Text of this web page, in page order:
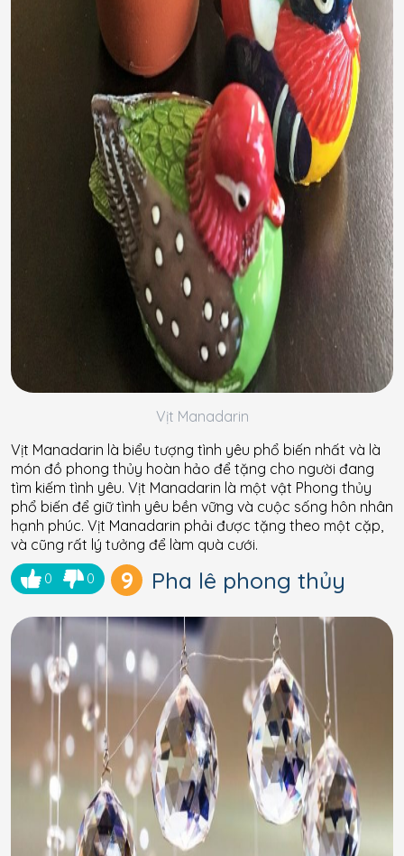
Vịt Manadarin
Vịt Manadarin là biểu tượng tình yêu phổ biến nhất và là
món đồ phong thủy hoàn hảo để tặng cho người đang
tìm kiếm tình yêu. Vịt Manadarin là một vật Phong thủy
phổ biến để giữ tình yêu bền vững và cuộc sống hôn nhân
hạnh phúc. Vịt Manadarin phải được tặng theo một cặp,
và cũng rất lý tưởng để làm quà cưới.
0 0 9 Pha lê phong thủy